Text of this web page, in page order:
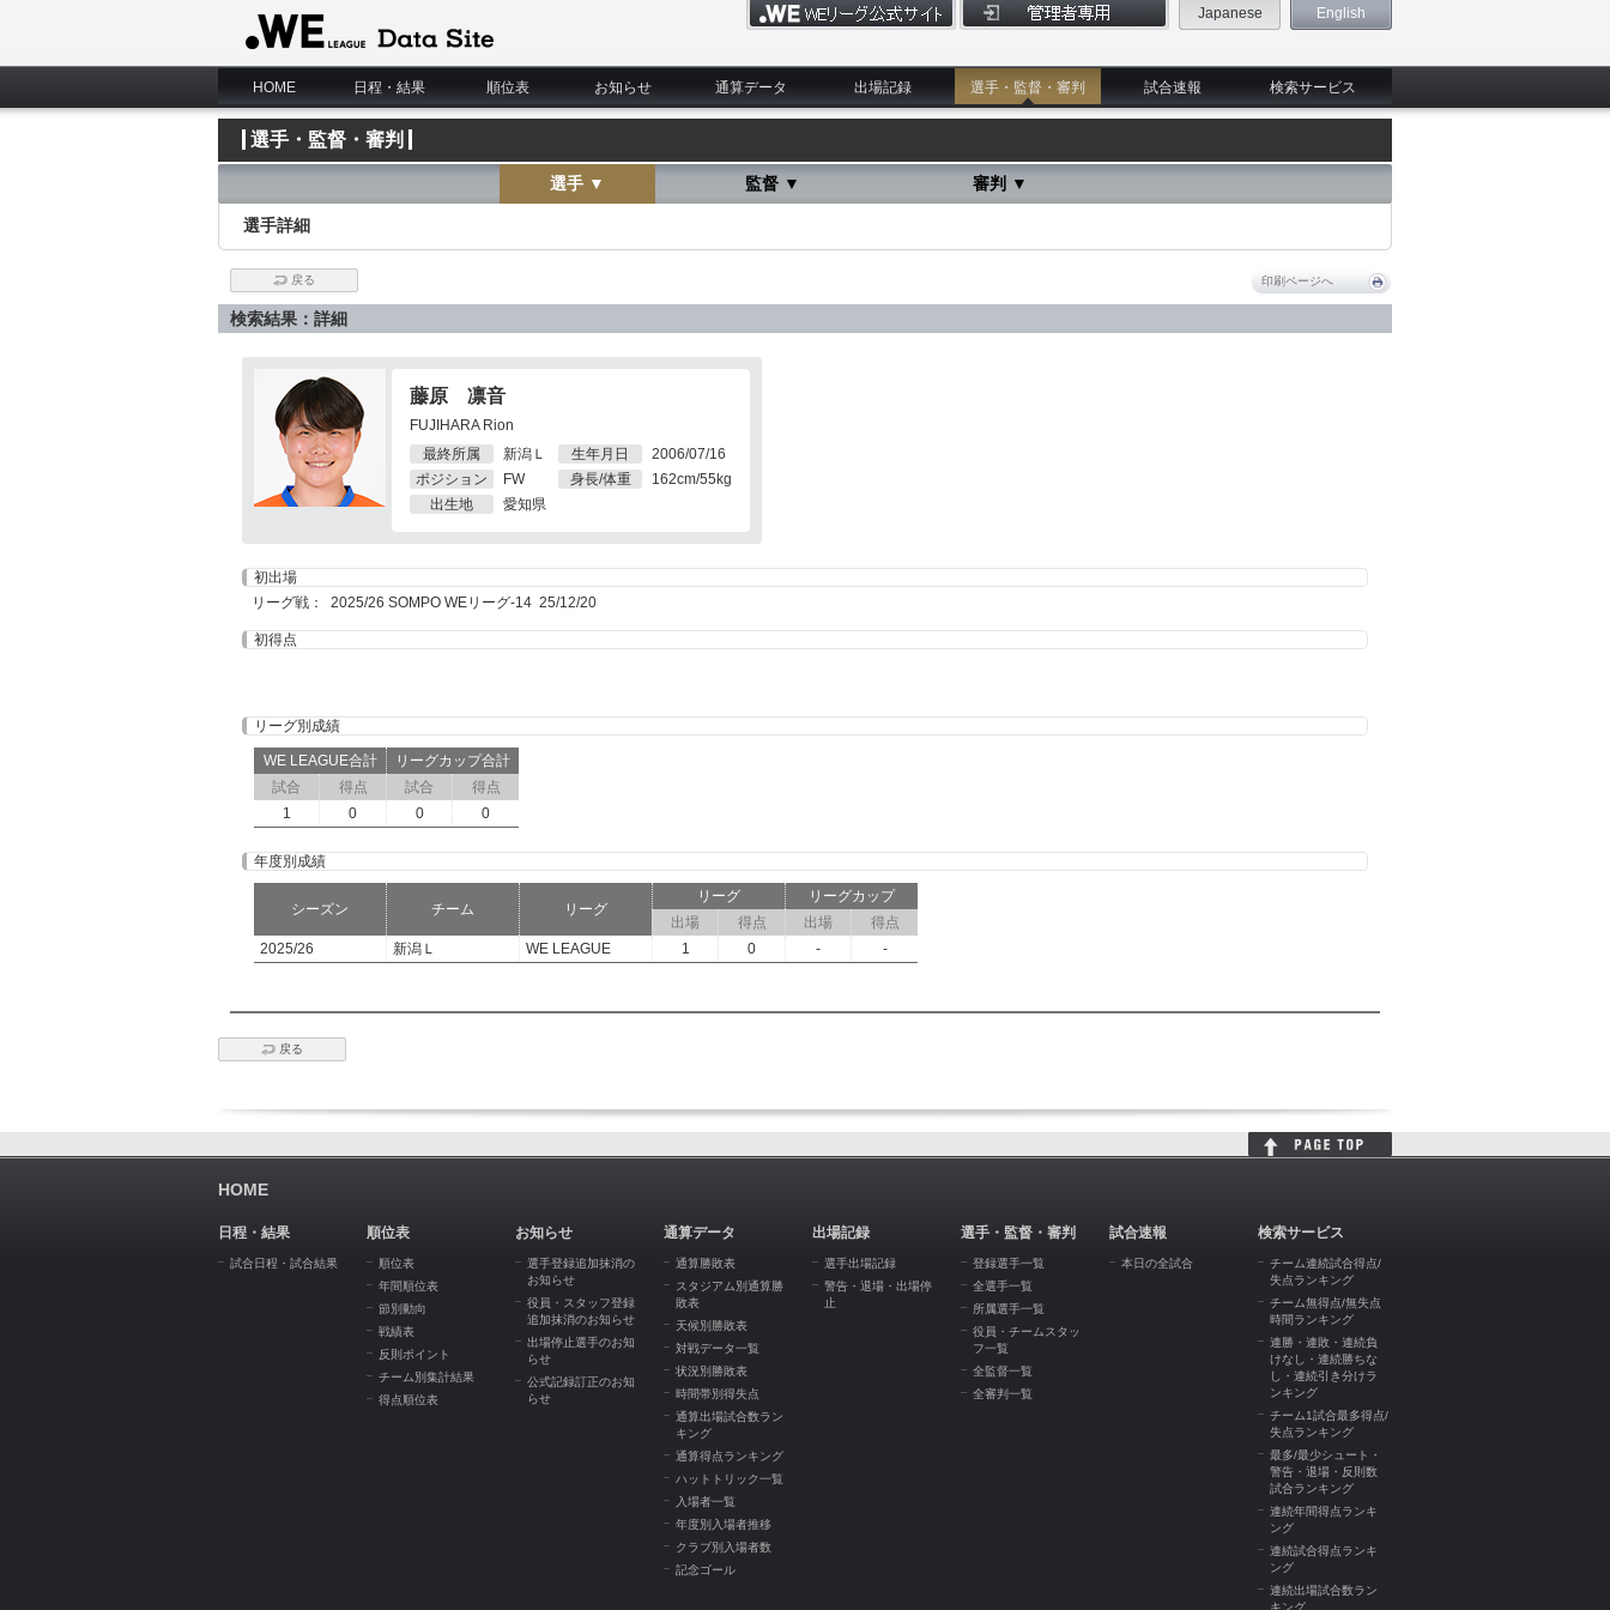
WE LEAGUE Data Site
Japanese English
HOME 日程・結果 順位表 お知らせ 通算データ 出場記録 選手・監督・審判 試合速報 検索サービス
選手・監督・審判
選手 ▼ 監督 ▼ 審判 ▼
選手詳細
戻る 印刷ページへ
検索結果：詳細
藤原 凛音
FUJIHARA Rion
最終所属
新潟Ｌ
ポジション
FW
出生地
愛知県
生年月日
2006/07/16
身長/体重
162cm/55kg
初出場
リーグ戦： 2025/26 SOMPO WEリーグ-14 25/12/20
初得点
リーグ別成績
WE LEAGUE合計
リーグカップ合計
試合
得点 試合
得点
1
0 0 0
年度別成績
シーズン チーム リーグ
リーグ
リーグカップ
出場
得点 出場
得点
2025/26
新潟Ｌ WE LEAGUE 1 0 - -
戻る
HOME
日程・結果
試合日程・試合結果
順位表
順位表
年間順位表
節別動向
戦績表
反則ポイント
チーム別集計結果
得点順位表
お知らせ
選手登録追加抹消の
お知らせ
役員・スタッフ登録
追加抹消のお知らせ
出場停止選手のお知
らせ
公式記録訂正のお知
らせ
通算データ
通算勝敗表
スタジアム別通算勝
敗表
天候別勝敗表
対戦データ一覧
状況別勝敗表
時間帯別得失点
通算出場試合数ラン
キング
通算得点ランキング
ハットトリック一覧
入場者一覧
年度別入場者推移
クラブ別入場者数
記念ゴール
出場記録
選手出場記録
警告・退場・出場停
止
選手・監督・審判
登録選手一覧
全選手一覧
所属選手一覧
役員・チームスタッ
フ一覧
全監督一覧
全審判一覧
試合速報
本日の全試合
検索サービス
チーム連続試合得点/
失点ランキング
チーム無得点/無失点
時間ランキング
連勝・連敗・連続負
けなし・連続勝ちな
し・連続引き分けラ
ンキング
チーム1試合最多得点/
失点ランキング
最多/最少シュート・
警告・退場・反則数
試合ランキング
連続年間得点ランキ
ング
連続試合得点ランキ
ング
連続出場試合数ラン
キング